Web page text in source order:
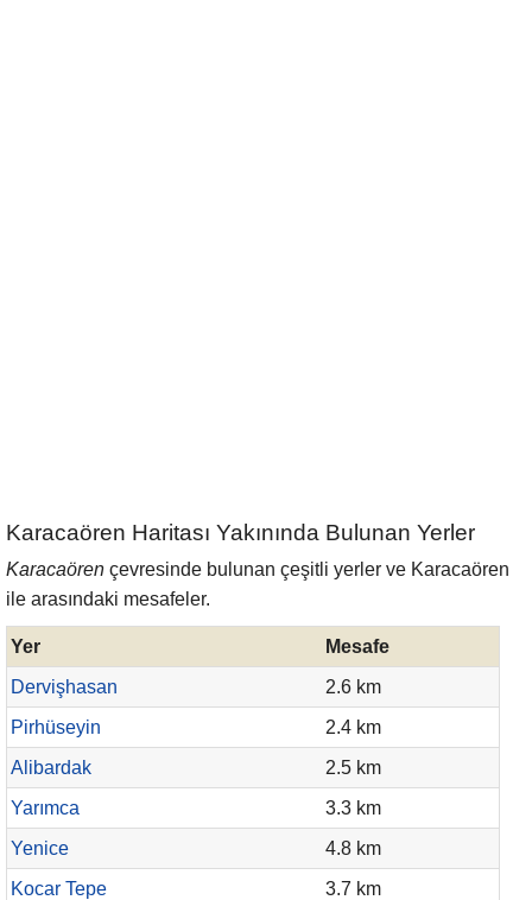
Karacaören Haritası Yakınında Bulunan Yerler
Karacaören çevresinde bulunan çeşitli yerler ve Karacaören
ile arasındaki mesafeler.
Yer
Mesafe
Dervişhasan
2.6 km
Pirhüseyin
2.4 km
Alibardak
2.5 km
Yarımca
3.3 km
Yenice
4.8 km
Kocar Tepe
3.7 km